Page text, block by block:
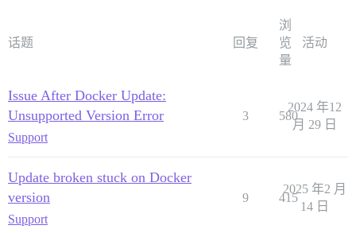
话题 回复
浏
览
量
活动
Issue After Docker Update:
Unsupported Version Error
Support
3 580
2024 年12
月 29 日
Update broken stuck on Docker
version
Support
9 415
2025 年2 月
14 日